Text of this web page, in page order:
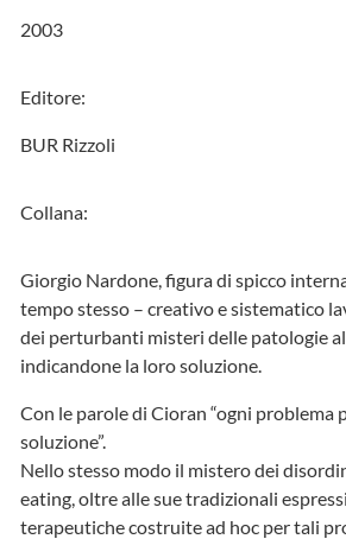
2003
Editore:
BUR Rizzoli
Collana:
Giorgio Nardone, figura di spicco
tempo stesso – creativo e sistematico
dei perturbanti misteri delle patologie
indicandone la loro soluzione.
Con le parole di Cioran “ogni problema
soluzione”.
Nello stesso modo il mistero dei
eating, oltre alle sue tradizionali
terapeutiche costruite ad hoc per tali